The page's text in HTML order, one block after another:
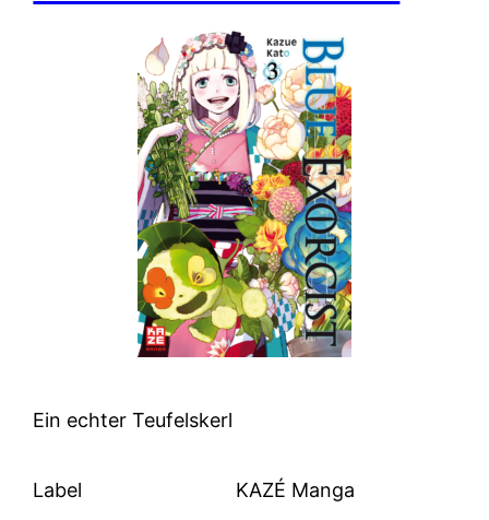
Ein echter Teufelskerl
Label KAZÉ Manga